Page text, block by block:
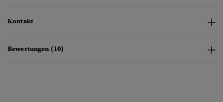
Kontakt
Bewertungen (10)